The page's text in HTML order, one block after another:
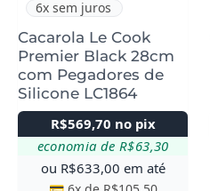
6x sem juros
Cacarola Le Cook
Premier Black 28cm
com Pegadores de
Silicone LC1864
R$569,70 no pix
economia deR$63,30
ou R$633,00 em até